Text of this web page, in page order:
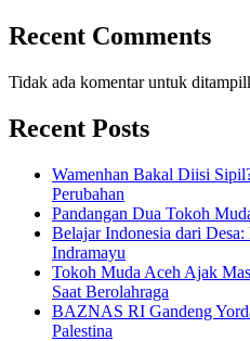
Recent Comments
Tidak ada komentar untuk
Recent Posts
Wamenhan Bakal Diisi
Perubahan
Pandangan Dua Tokoh
Belajar Indonesia dari
Indramayu
Tokoh Muda Aceh Ajak
Saat Berolahraga
BAZNAS RI Gandeng
Palestina